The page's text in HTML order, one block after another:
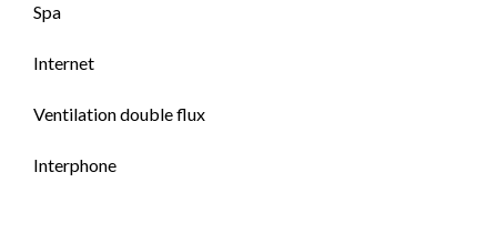
Spa
Internet
Ventilation double flux
Interphone